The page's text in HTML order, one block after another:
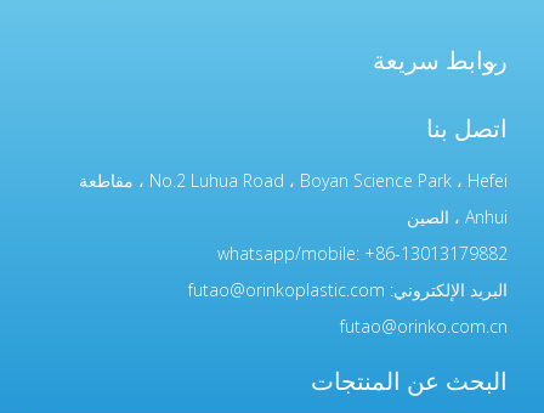
روابط سريعة
اتصل بنا
No.2 Luhua Road ، Boyan Science Park ، Hefei ، مقاطعة
Anhui ، الصين
whatsapp/mobile: +86-13013179882
البريد الإلكتروني: futao@orinkoplastic.com
futao@orinko.com.cn
البحث عن المنتجات